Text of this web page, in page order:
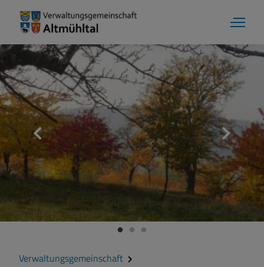
Aktuelles
Verwaltungsgemeinschaft
Gemeinde Alesheim
Verwaltungsgemeinschaft